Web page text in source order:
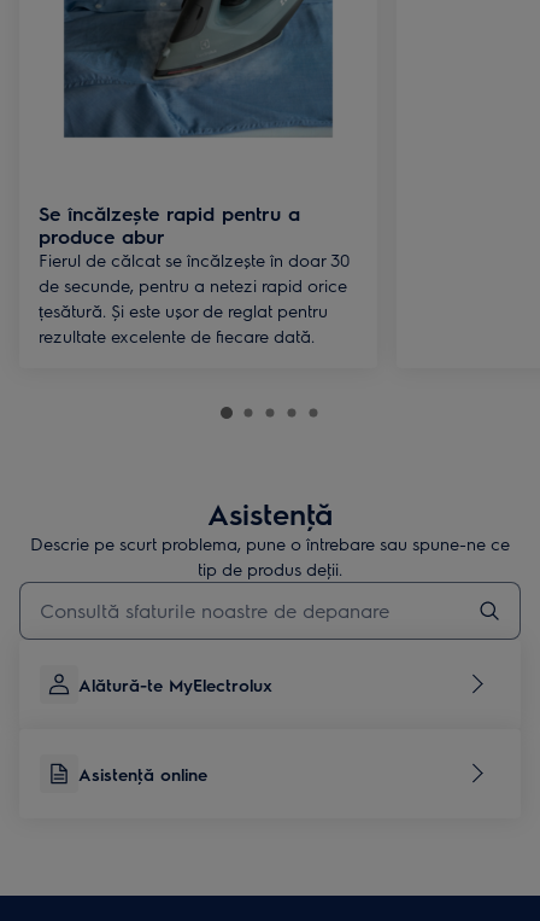
Se încălzește rapid pentru a
produce abur
Fierul de călcat se încălzește în doar 30
de secunde, pentru a netezi rapid orice
țesătură. Și este ușor de reglat pentru
rezultate excelente de fiecare dată.
Asistenţă
Descrie pe scurt problema, pune o întrebare sau spune-ne ce
tip de produs deţii.
Type to search for support articles
Alătură-te MyElectrolux
Asistenţă online